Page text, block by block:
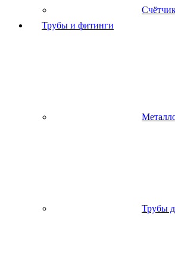
Трубы и фитинги
Трубы